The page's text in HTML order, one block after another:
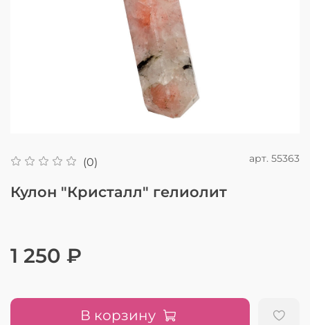
(0) арт. 55363
Кулон "Кристалл" гелиолит
1 250 ₽
В корзину